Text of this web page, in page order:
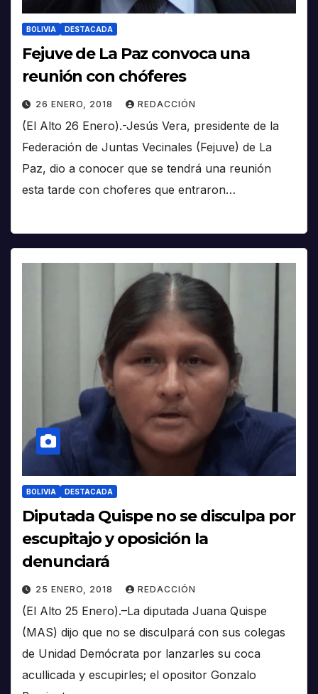
BOLIVIA DESTACADA
Fejuve de La Paz convoca una
reunión con chóferes
26 ENERO, 2018 REDACCIÓN
(El Alto 26 Enero).-Jesús Vera, presidente de la
Federación de Juntas Vecinales (Fejuve) de La
Paz, dio a conocer que se tendrá una reunión
esta tarde con choferes que entraron…
BOLIVIA DESTACADA
Diputada Quispe no se disculpa por
escupitajo y oposición la
denunciará
25 ENERO, 2018 REDACCIÓN
(El Alto 25 Enero).–La diputada Juana Quispe
(MAS) dijo que no se disculpará con sus colegas
de Unidad Demócrata por lanzarles su coca
acullicada y escupirles; el opositor Gonzalo